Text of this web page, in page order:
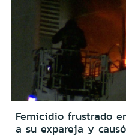
Femicidio frustrado
a su expareja y